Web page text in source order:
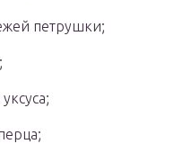
петрушки;